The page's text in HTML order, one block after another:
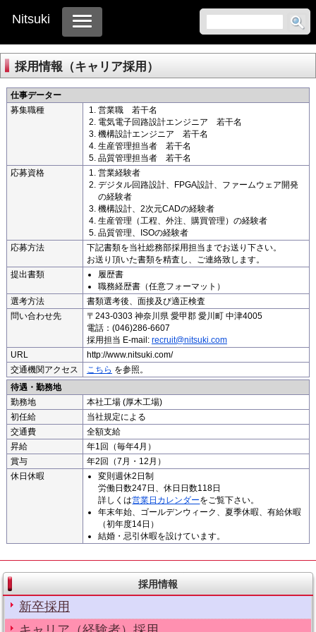
Nitsuki
採用情報（キャリア採用）
仕事データー
募集職種
営業職 若干名
電気電子回路設計エンジニア 若干名
機構設計エンジニア 若干名
生産管理担当者 若干名
品質管理担当者 若干名
応募資格
営業経験者
デジタル回路設計、FPGA設計、ファームウェア開発
の経験者
機構設計、2次元CADの経験者
生産管理（工程、外注、購買管理）の経験者
品質管理、ISOの経験者
応募方法
下記書類を当社総務部採用担当までお送り下さい。
お送り頂いた書類を精査し、ご連絡致します。
提出書類
履歴書
職務経歴書（任意フォーマット）
選考方法
書類選考後、面接及び適正検査
問い合わせ先
〒243-0303 神奈川県 愛甲郡 愛川町 中津4005
電話：(046)286-6607
採用担当 E-mail: recruit@nitsuki.com
URL
http://www.nitsuki.com/
交通機関アクセス
こちら を参照。
待遇・勤務地
勤務地
本社工場 (厚木工場)
初任給
当社規定による
交通費
全額支給
昇給
年1回（毎年4月）
賞与
年2回（7月・12月）
休日休暇
変則週休2日制
労働日数247日、休日日数118日
詳しくは営業日カレンダーをご覧下さい。
年末年始、ゴールデンウィーク、夏季休暇、有給休暇
（初年度14日）
結婚・忌引休暇を設けています。
採用情報
新卒採用